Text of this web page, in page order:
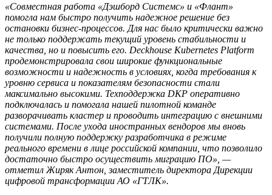
«Совместная работа «Дэшборд Системс» и «Флант»
помогла нам быстро получить надежное решение без
остановки бизнес-процессов. Для нас было критически важно
не только поддержать текущий уровень стабильности и
качества, но и повысить его. Deckhouse Kubernetes Platform
продемонстрировала свои широкие функциональные
возможности и надежность в условиях, когда требования к
уровню сервиса и показателям безопасности стали
максимально высокими. Техподдержка DKP оперативно
подключалась и помогала нашей пилотной команде
разворачивать кластер и проводить интеграцию с внешними
системами. После ухода иностранных вендоров мы вновь
получили полную поддержку разработчика в режиме
реального времени в лице российской компании, что позволило
достаточно быстро осуществить миграцию ПО», —
отметил Жиряк Антон , заместитель директора Дирекции
цифровой трансформации АО «ГТЛК».